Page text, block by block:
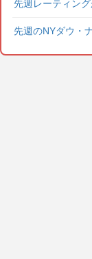
先週レーティン
先週のNYダウ・